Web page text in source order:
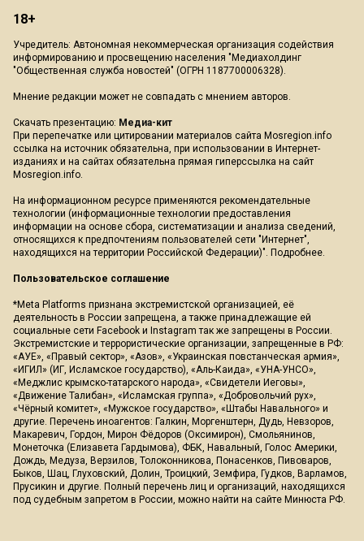
18+
Учредитель: Автономная некоммерческая организация содействия
информированию и просвещению населения "Медиахолдинг
"Общественная служба новостей" (ОГРН 1187700006328).
Мнение редакции может не совпадать с мнением авторов.
Скачать презентацию: Медиа-кит
При перепечатке или цитировании материалов сайта Mosregion.info
ссылка на источник обязательна, при использовании в Интернет-
изданиях и на сайтах обязательна прямая гиперссылка на сайт
Mosregion.info.
На информационном ресурсе применяются рекомендательные
технологии (информационные технологии предоставления
информации на основе сбора, систематизации и анализа сведений,
относящихся к предпочтениям пользователей сети "Интернет",
находящихся на территории Российской Федерации)". Подробнее.
Пользовательское соглашение
*Meta Platforms признана экстремистской организацией, её
деятельность в России запрещена, а также принадлежащие ей
социальные сети Facebook и Instagram так же запрещены в России.
Экстремистские и террористические организации, запрещенные в РФ:
«АУЕ», «Правый сектор», «Азов», «Украинская повстанческая армия»,
«ИГИЛ» (ИГ, Исламское государство), «Аль-Каида», «УНА-УНСО»,
«Меджлис крымско-татарского народа», «Свидетели Иеговы»,
«Движение Талибан», «Исламская группа», «Добровольчий рух»,
«Чёрный комитет», «Мужское государство», «Штабы Навального» и
другие. Перечень иноагентов: Галкин, Моргенштерн, Дудь, Невзоров,
Макаревич, Гордон, Мирон Фёдоров (Оксимирон), Смольянинов,
Монеточка (Елизавета Гардымова), ФБК, Навальный, Голос Америки,
Дождь, Медуза, Верзилов, Толоконникова, Понасенков, Пивоваров,
Быков, Шац, Глуховский, Долин, Троицкий, Земфира, Гудков, Варламов,
Прусикин и другие. Полный перечень лиц и организаций, находящихся
под судебным запретом в России, можно найти на сайте Минюста РФ.